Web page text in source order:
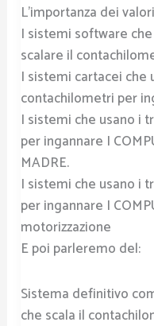
L’importanza dei
I sistemi software
scalare il
I sistemi cartacei
contachilometri per
I sistemi che usano i
per ingannare I
MADRE.
I sistemi che usano i
per ingannare I
motorizzazione
E poi parleremo del:
Sistema definitivo
che scala il